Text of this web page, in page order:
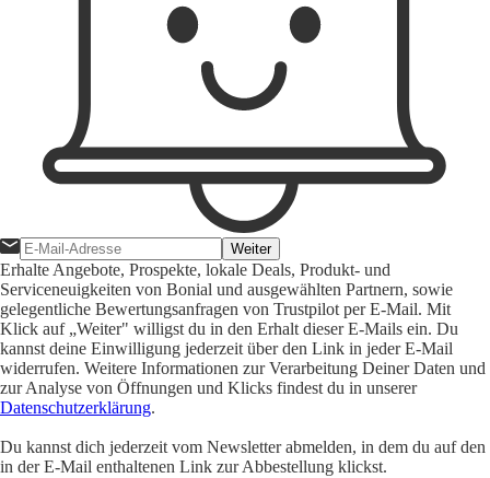
Weiter
Erhalte Angebote, Prospekte, lokale Deals, Produkt- und
Serviceneuigkeiten von Bonial und ausgewählten Partnern, sowie
gelegentliche Bewertungsanfragen von Trustpilot per E-Mail. Mit
Klick auf „Weiter" willigst du in den Erhalt dieser E-Mails ein. Du
kannst deine Einwilligung jederzeit über den Link in jeder E-Mail
widerrufen. Weitere Informationen zur Verarbeitung Deiner Daten und
zur Analyse von Öffnungen und Klicks findest du in unserer
Datenschutzerklärung.
Du kannst dich jederzeit vom Newsletter abmelden, in dem du auf den
in der E-Mail enthaltenen Link zur Abbestellung klickst.